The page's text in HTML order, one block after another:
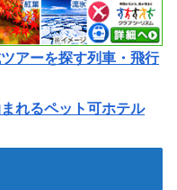
アーを探す列車・飛行
れるペット可ホテル